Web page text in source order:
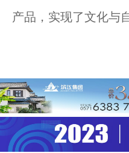
产品，实现了文化与